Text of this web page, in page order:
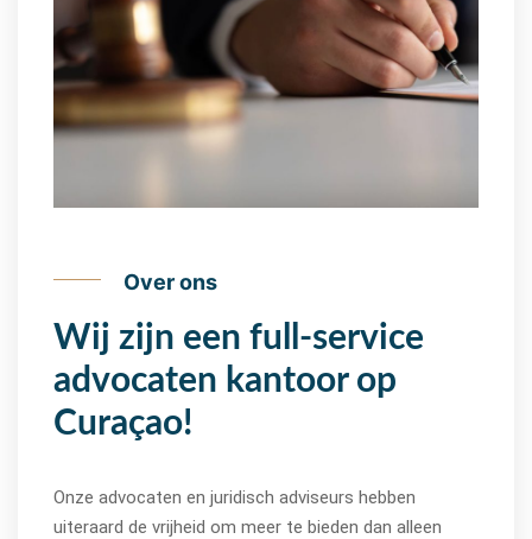
Over ons
Wij zijn een full-service
advocaten kantoor op
Curaçao!
Onze advocaten en juridisch adviseurs hebben
uiteraard de vrijheid om meer te bieden dan alleen